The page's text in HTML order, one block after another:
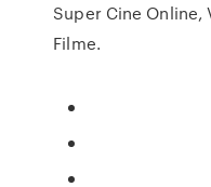
Super Cine Online,
Filme.